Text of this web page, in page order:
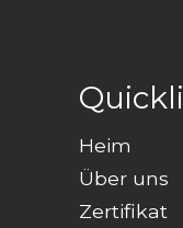
Heim
Über uns
Zertifikat